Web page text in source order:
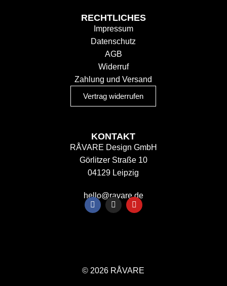
RECHTLICHES
Impressum
Datenschutz
AGB
Widerruf
Zahlung und Versand
Vertrag widerrufen
KONTAKT
RÅVARE Design GmbH
Görlitzer Straße 10
04129 Leipzig
hello@ravare.de
© 2026 RÅVARE